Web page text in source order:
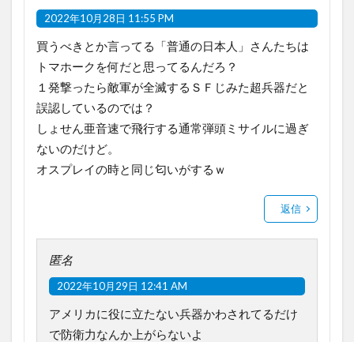
2022年10月28日 11:55 PM
買うべきとか言ってる「普通の日本人」さんたちは
トマホークを何だと思ってるんだろ？
１発撃ったら敵軍が全滅するＳＦじみた超兵器だと
誤認しているのでは？
しょせん亜音速で飛行する通常弾頭ミサイルに過ぎ
ないのだけど。
オスプレイの時と同じ匂いがするｗ
返信
匿名
2022年10月29日 12:41 AM
アメリカに役に立たない兵器かわされてるだけ
で防衛力なんか上がらないよ